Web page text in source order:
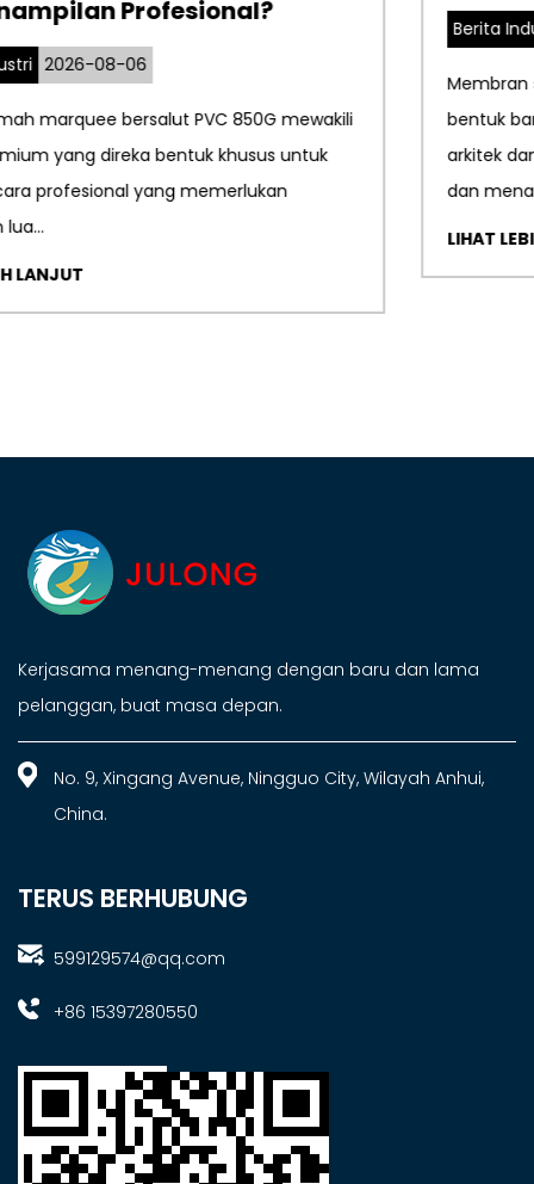
Membran seni bina PTFE telah merevolusikan reka
bentuk bangunan kontemporari, membolehkan
arkitek dan jurutera mencipta struktur yang inovatif
dan mena...
Kerjasama menang-menang dengan baru dan lama
pelanggan, buat masa depan.
No. 9, Xingang Avenue, Ningguo City, Wilayah Anhui,
China.
TERUS BERHUBUNG
599129574@qq.com
+86 15397280550